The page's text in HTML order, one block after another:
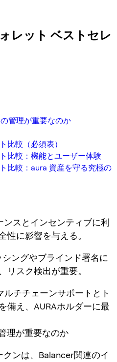
レット ベストセレ
管理が重要なのか
比較（必須表）
比較：機能とユーザー体験
比較：aura 資産を守る究極の
ンスとインセンティブに利
性に影響を与える。
ングやブラインド署名に
リスク検出が重要。
チチェーンサポートとト
備え、AURAホルダーに最
理が重要なのか
ンは、Balancer関連のイ